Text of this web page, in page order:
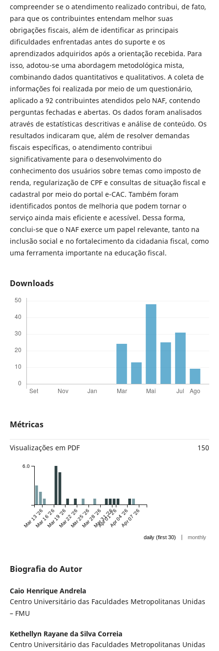
compreender se o atendimento realizado contribui, de fato,
para que os contribuintes entendam melhor suas
obrigações fiscais, além de identificar as principais
dificuldades enfrentadas antes do suporte e os
aprendizados adquiridos após a orientação recebida. Para
isso, adotou-se uma abordagem metodológica mista,
combinando dados quantitativos e qualitativos. A coleta de
informações foi realizada por meio de um questionário,
aplicado a 92 contribuintes atendidos pelo NAF, contendo
perguntas fechadas e abertas. Os dados foram analisados
através de estatísticas descritivas e análise de conteúdo. Os
resultados indicaram que, além de resolver demandas
fiscais específicas, o atendimento contribui
significativamente para o desenvolvimento do
conhecimento dos usuários sobre temas como imposto de
renda, regularização de CPF e consultas de situação fiscal e
cadastral por meio do portal e-CAC. Também foram
identificados pontos de melhoria que podem tornar o
serviço ainda mais eficiente e acessível. Dessa forma,
conclui-se que o NAF exerce um papel relevante, tanto na
inclusão social e no fortalecimento da cidadania fiscal, como
uma ferramenta importante na educação fiscal.
Downloads
Métricas
Visualizações em PDF 150
Mar 13 '26Mar 16 '26Mar 19 '26Mar 22 '26Mar 25 '26Mar 28 '26Mar 31 '26
Apr 01 '26Apr 04 '26Apr 07 '26
6.0
daily (first 30) | monthly
Biografia do Autor
Caio Henrique Andrela
Centro Universitário das Faculdades Metropolitanas Unidas
– FMU
Kethellyn Rayane da Silva Correia
Centro Universitário das Faculdades Metropolitanas Unidas